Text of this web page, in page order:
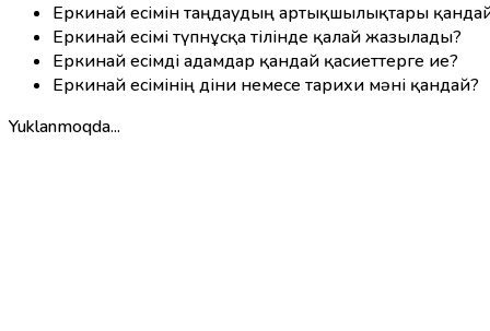
Еркинай есімін таңдаудың артықшылықтары
Еркинай есімі түпнұсқа тілінде қалай жазылады?
Еркинай есімді адамдар қандай қасиеттерге ие?
Еркинай есімінің діни немесе тарихи мәні қандай?
Yuklanmoqda...